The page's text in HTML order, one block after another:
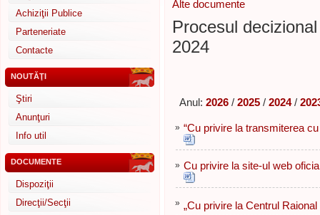
Achiziţii Publice
Parteneriate
Contacte
NOUTĂŢI
Ştiri
Anunţuri
Info util
DOCUMENTE
Dispoziţii
Direcţii/Secţii
Alte documente
Procesul
2024
Anul: 2026 / 2025 / 2024/
» “Cu privire la transmiterea
» Cu privire la site-ul web
» „Cu privire la Centrul